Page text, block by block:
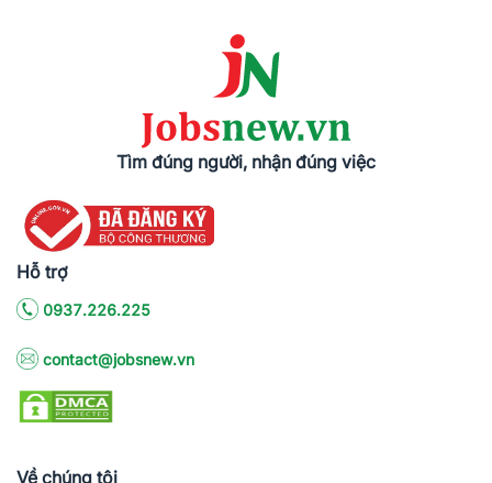
Tìm đúng người, nhận đúng việc
Hỗ trợ
0937.226.225
contact@jobsnew.vn
Về chúng tôi